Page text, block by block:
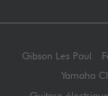
Gibson Les Paul
Yamaha